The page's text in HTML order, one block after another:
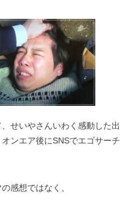
せいやさんいわく感動した出
ンエア後にSNSでエゴサーチ
感想ではなく、